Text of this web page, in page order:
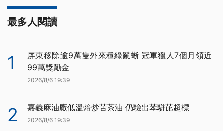
最多人閱讀
1
屏東移除逾9萬隻外來種綠鬣蜥 冠軍獵人7個月領近
99萬獎勵金
2026/8/6 19:39
2 嘉義麻油廠低溫焙炒苦茶油 仍驗出苯駢芘超標
2026/8/6 19:39